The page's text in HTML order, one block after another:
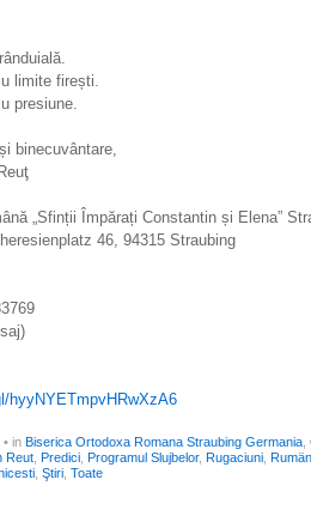
limite firești.
presiune.
binecuvântare,
„Sfinții Împărați Constantin și Elena”
46, 94315 Straubing
hyyNYETmpvHRwXzA6
• in Biserica Ortodoxa Romana Straubing Germania
Reut Predici Programul Slujbelor, Rugaciuni
Ştiri Toate